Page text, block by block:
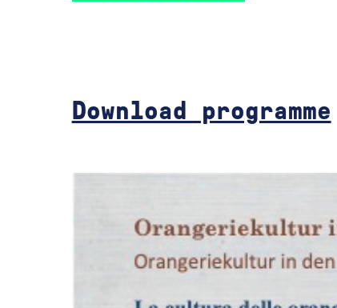
Download programme